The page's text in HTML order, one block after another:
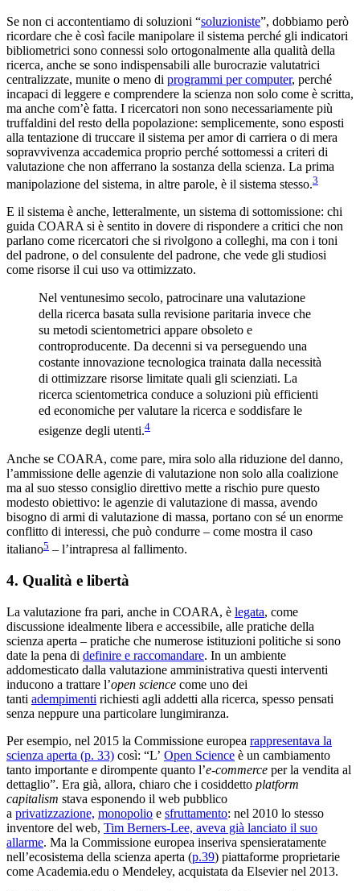
Se non ci accontentiamo di soluzioni “soluzioniste”, dobbiamo però
ricordare che è così facile manipolare il sistema perché gli indicatori
bibliometrici sono connessi solo ortogonalmente alla qualità della
ricerca, anche se sono indispensabili alle burocrazie valutatrici
centralizzate, munite o meno di programmi per computer, perché
incapaci di leggere e comprendere la scienza non solo come è scritta,
ma anche com’è fatta. I ricercatori non sono necessariamente più
truffaldini del resto della popolazione: semplicemente, sono esposti
alla tentazione di truccare il sistema per amor di carriera o di mera
sopravvivenza accademica proprio perché sottomessi a criteri di
valutazione che non afferrano la sostanza della scienza. La prima
manipolazione del sistema, in altre parole, è il sistema stesso.3
E il sistema è anche, letteralmente, un sistema di sottomissione: chi
guida COARA si è sentito in dovere di rispondere a critici che non
parlano come ricercatori che si rivolgono a colleghi, ma con i toni
del padrone, o del consulente del padrone, che vede gli studiosi
come risorse il cui uso va ottimizzato.
Nel ventunesimo secolo, patrocinare una valutazione
della ricerca basata sulla revisione paritaria invece che
su metodi scientometrici appare obsoleto e
controproducente. Da decenni si va perseguendo una
costante innovazione tecnologica trainata dalla necessità
di ottimizzare risorse limitate quali gli scienziati. La
ricerca scientometrica conduce a soluzioni più efficienti
ed economiche per valutare la ricerca e soddisfare le
esigenze degli utenti.4
Anche se COARA, come pare, mira solo alla riduzione del danno,
l’ammissione delle agenzie di valutazione non solo alla coalizione
ma al suo stesso consiglio direttivo mette a rischio pure questo
modesto obiettivo: le agenzie di valutazione di massa, avendo
bisogno di armi di valutazione di massa, portano con sé un enorme
conflitto di interessi, che può condurre – come mostra il caso
italiano5 – l’intrapresa al fallimento.
4. Qualità e libertà
La valutazione fra pari, anche in COARA, è legata, come
discussione idealmente libera e accessibile, alle pratiche della
scienza aperta – pratiche che numerose istituzioni politiche si sono
date la pena di definire e raccomandare. In un ambiente
addomesticato dalla valutazione amministrativa questi interventi
inducono a trattare l’open science come uno dei
tanti adempimenti richiesti agli addetti alla ricerca, spesso pensati
senza neppure una particolare lungimiranza.
Per esempio, nel 2015 la Commissione europea rappresentava la
scienza aperta (p. 33) così: “L’ Open Science è un cambiamento
tanto importante e dirompente quanto l’e-commerce per la vendita al
dettaglio”. Era già, allora, chiaro che i cosiddetto platform
capitalism stava esponendo il web pubblico
a privatizzazione, monopolio e sfruttamento: nel 2010 lo stesso
inventore del web, Tim Berners-Lee, aveva già lanciato il suo
allarme. Ma la Commissione europea inseriva spensieratamente
nell’ecosistema della scienza aperta (p.39) piattaforme proprietarie
come Academia.edu o Mendeley, acquistata da Elsevier nel 2013.